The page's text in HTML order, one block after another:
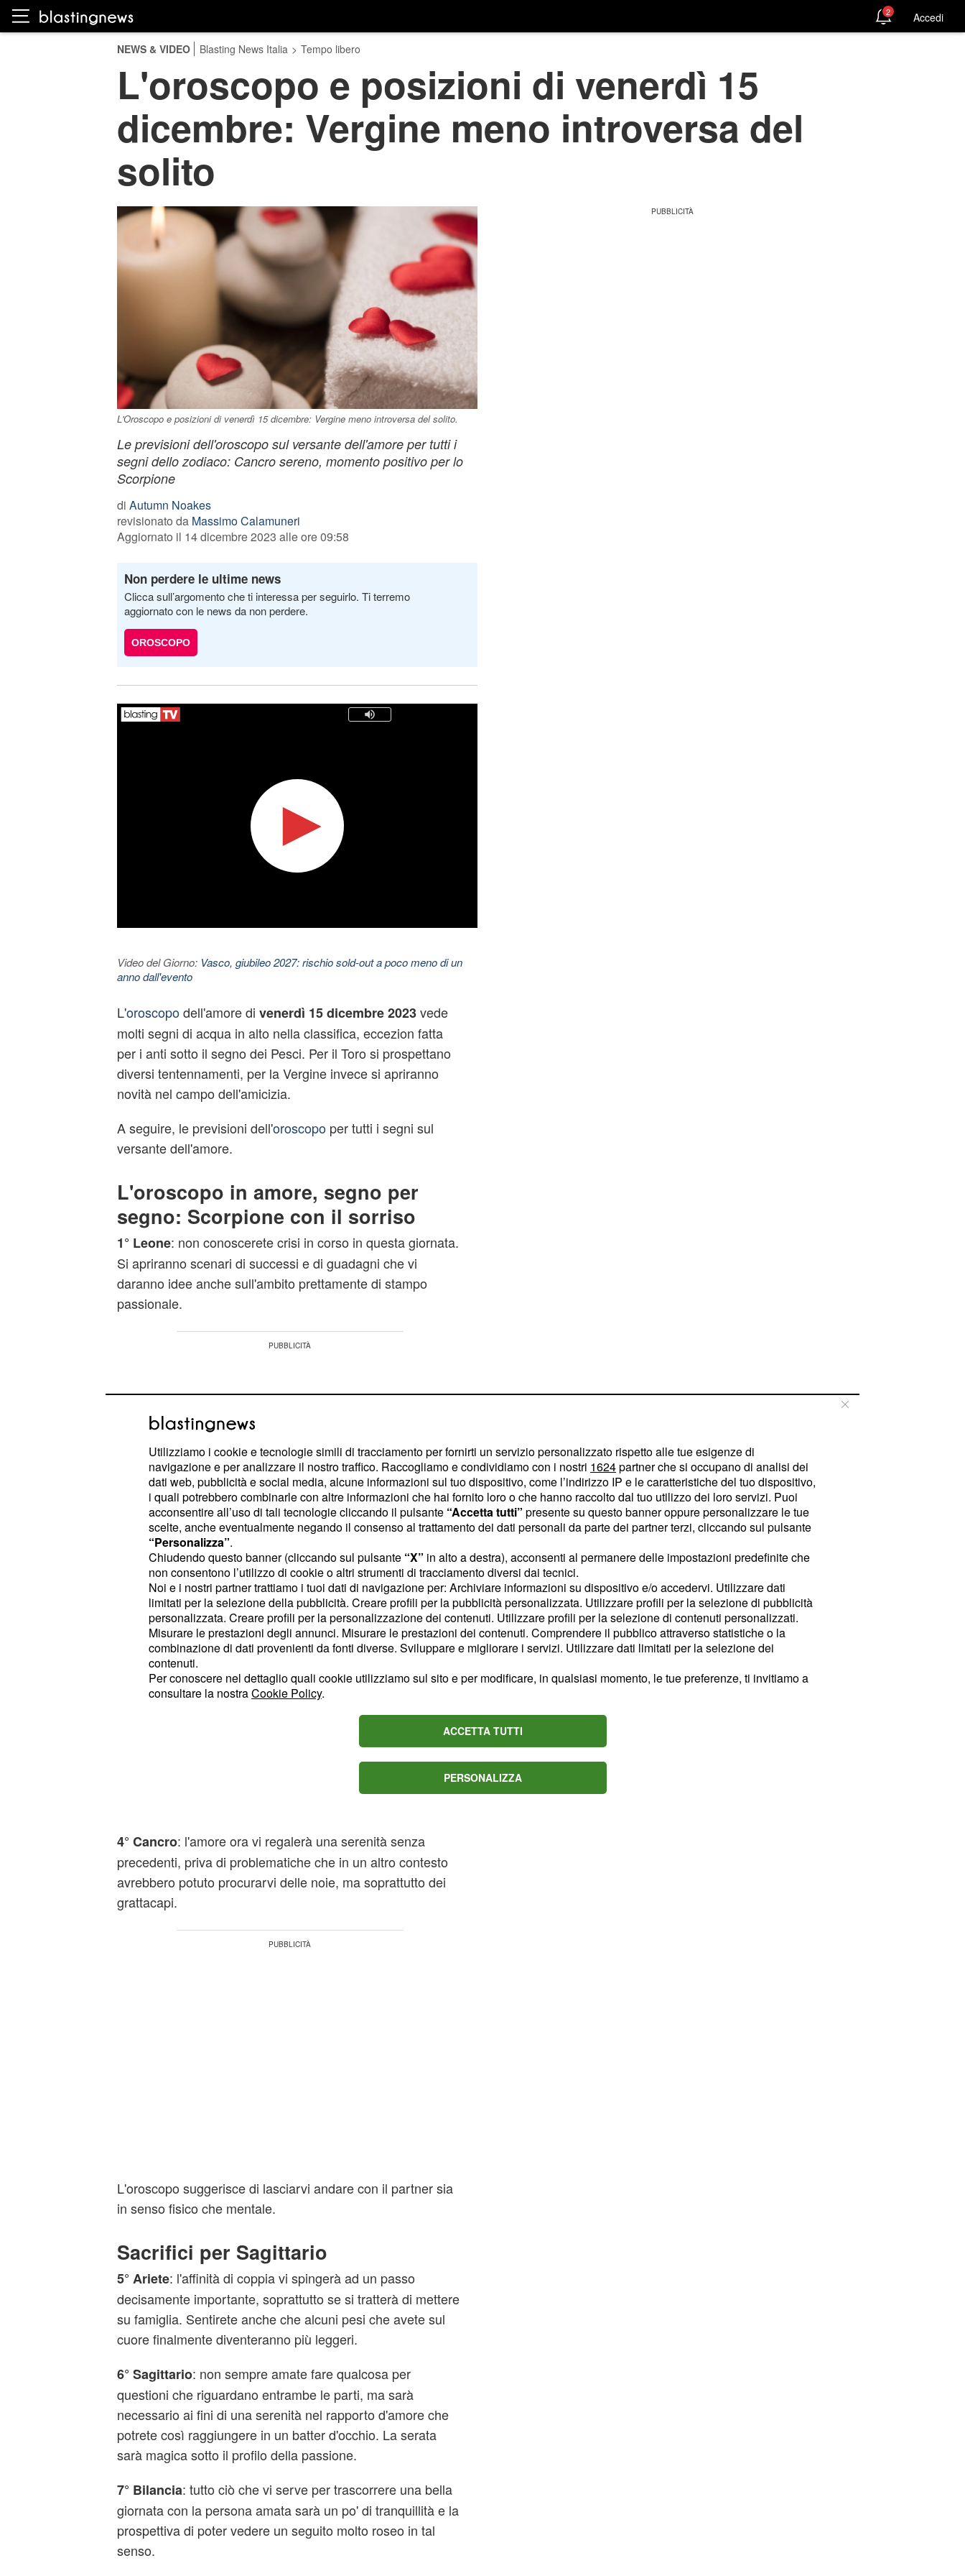
2 Accedi
NEWS & VIDEO Blasting News Italia > Tempo libero
L'oroscopo e posizioni di venerdì 15
dicembre: Vergine meno introversa del
solito
L'Oroscopo e posizioni di venerdì 15 dicembre: Vergine meno introversa del solito.
Le previsioni dell'oroscopo sul versante dell'amore per tutti i
segni dello zodiaco: Cancro sereno, momento positivo per lo
Scorpione
di Autumn Noakes
revisionato da Massimo Calamuneri
Aggiornato il 14 dicembre 2023 alle ore 09:58
Non perdere le ultime news
Clicca sull’argomento che ti interessa per seguirlo. Ti terremo
aggiornato con le news da non perdere.
OROSCOPO
Video del Giorno: Vasco, giubileo 2027: rischio sold-out a poco meno di un
anno dall'evento
L'oroscopodell'amore di venerdì 15 dicembre 2023vede
molti segni di acqua in alto nella classifica, eccezion fatta
per i anti sotto il segno dei Pesci. Per il Toro si prospettano
diversi tentennamenti, per la Vergine invece si apriranno
novità nel campo dell'amicizia.
A seguire, le previsioni dell'oroscopoper tutti i segni sul
versante dell'amore.
L'oroscopo in amore, segno per
segno: Scorpione con il sorriso
1° Leone: non conoscerete crisi in corso in questa giornata.
Si apriranno scenari di successi e di guadagni che vi
daranno idee anche sull'ambito prettamente di stampo
passionale.
2° Vergine: non sarete molto introversi come al solito anzi,
al sentore di qualche amicizia interessante sarete sempre
più propensi al dialogo e a condividere con gli altri le vostre
esperienze ma soprattutto i vostri pensieri. La passione con
il partner sarà una degna compagna di qualche progetto in
essere da condividere con la persona amata.
emozionale ma in una maniera diversa, decisamente
positiva. Il sorriso sarà una vostra caratteristica che non solo
susciterà interesse e ammirazione ma potrebbe anche far
4° Cancro: l'amore ora vi regalerà una serenità senza
precedenti, priva di problematiche che in un altro contesto
avrebbero potuto procurarvi delle noie, ma soprattutto dei
grattacapi.
L'oroscopo suggerisce di lasciarvi andare con il partner sia
in senso fisico che mentale.
Sacrifici per Sagittario
5° Ariete: l'affinità di coppia vi spingerà ad un passo
decisamente importante, soprattutto se si tratterà di mettere
su famiglia. Sentirete anche che alcuni pesi che avete sul
cuore finalmente diventeranno più leggeri.
6° Sagittario: non sempre amate fare qualcosa per
questioni che riguardano entrambe le parti, ma sarà
necessario ai fini di una serenità nel rapporto d'amore che
potrete così raggiungere in un batter d'occhio. La serata
sarà magica sotto il profilo della passione.
7° Bilancia: tutto ciò che vi serve per trascorrere una bella
giornata con la persona amata sarà un po' di tranquillità e la
prospettiva di poter vedere un seguito molto roseo in tal
senso.
Utilizziamo i cookie e tecnologie simili di tracciamento per fornirti un servizio personalizzato rispetto alle tue esigenze di
navigazione e per analizzare il nostro traffico. Raccogliamo e condividiamo con i nostri 1624partner che si occupano di analisi dei
dati web, pubblicità e social media, alcune informazioni sul tuo dispositivo, come l’indirizzo IP e le caratteristiche del tuo dispositivo,
i quali potrebbero combinarle con altre informazioni che hai fornito loro o che hanno raccolto dal tuo utilizzo dei loro servizi. Puoi
acconsentire all’uso di tali tecnologie cliccando il pulsante “Accetta tutti” presente su questo banner oppure personalizzare le tue
scelte, anche eventualmente negando il consenso al trattamento dei dati personali da parte dei partner terzi, cliccando sul pulsante
“Personalizza”.
Chiudendo questo banner (cliccando sul pulsante “X” in alto a destra), acconsenti al permanere delle impostazioni predefinite che
non consentono l’utilizzo di cookie o altri strumenti di tracciamento diversi dai tecnici.
Noi e i nostri partner trattiamo i tuoi dati di navigazione per: Archiviare informazioni su dispositivo e/o accedervi. Utilizzare dati
limitati per la selezione della pubblicità. Creare profili per la pubblicità personalizzata. Utilizzare profili per la selezione di pubblicità
personalizzata. Creare profili per la personalizzazione dei contenuti. Utilizzare profili per la selezione di contenuti personalizzati.
Misurare le prestazioni degli annunci. Misurare le prestazioni dei contenuti. Comprendere il pubblico attraverso statistiche o la
combinazione di dati provenienti da fonti diverse. Sviluppare e migliorare i servizi. Utilizzare dati limitati per la selezione dei
contenuti.
Per conoscere nel dettaglio quali cookie utilizziamo sul sito e per modificare, in qualsiasi momento, le tue preferenze, ti invitiamo a
consultare la nostraCookie Policy.
ACCETTA TUTTI
PERSONALIZZA